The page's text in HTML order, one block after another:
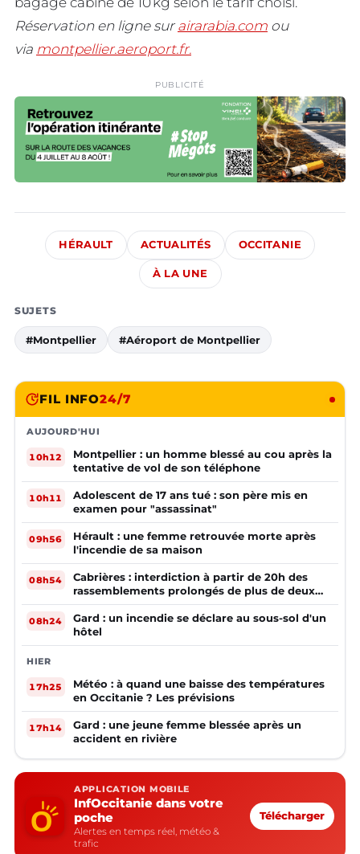
Réservation en ligne surairarabia.com ou
via montpellier.aeroport.fr.
PUBLICITÉ
HÉRAULT ACTUALITÉS OCCITANIE
À LA UNE
SUJETS
#Montpellier #Aéroport de Montpellier
FIL INFO24/7
AUJOURD'HUI
10h12
Montpellier : un homme blessé au cou après la
tentative de vol de son téléphone
10h11
Adolescent de 17 ans tué : son père mis en
examen pour "assassinat"
09h56
Hérault : une femme retrouvée morte après
l'incendie de sa maison
08h54
Cabrières : interdiction à partir de 20h des
rassemblements prolongés de plus de deux
mineurs non accompagnés d'un adulte
08h24
Gard : un incendie se déclare au sous-sol d'un
hôtel
HIER
17h25
Météo : à quand une baisse des températures
en Occitanie ? Les prévisions
17h14
Gard : une jeune femme blessée après un
accident en rivière
APPLICATION MOBILE
InfOccitanie dans votre
poche
Alertes en temps réel, météo &
trafic
Télécharger